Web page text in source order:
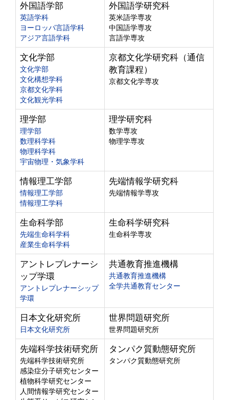
外国語学部
英語学科
ヨーロッパ言語学科
アジア言語学科
外国語学研究科
英米語学専攻
中国語学専攻
言語学専攻
文化学部
文化学部
文化構想学科
京都文化学科
文化観光学科
京都文化学研究科（通信
教育課程）
京都文化学専攻
理学部
理学部
数理科学科
物理科学科
宇宙物理・気象学科
理学研究科
数学専攻
物理学専攻
情報理工学部
情報理工学部
情報理工学科
先端情報学研究科
先端情報学専攻
生命科学部
先端生命科学科
産業生命科学科
生命科学研究科
生命科学専攻
アントレプレナーシ
ップ学環
アントレプレナーシップ
学環
共通教育推進機構
共通教育推進機構
全学共通教育センター
日本文化研究所
日本文化研究所
世界問題研究所
世界問題研究所
先端科学技術研究所
先端科学技術研究所
感染症分子研究センター
植物科学研究センター
人間情報学研究センター
タンパク質動態研究所
タンパク質動態研究所